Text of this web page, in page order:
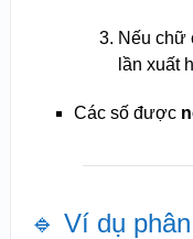
Nếu chữ
lần xuất
Các số được
🔹 Ví dụ